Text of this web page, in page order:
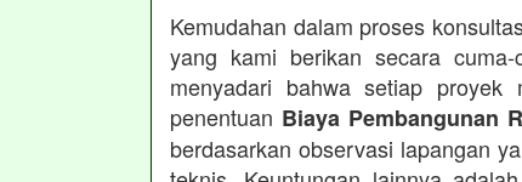
Kemudahan dalam proses
yang kami berikan secara
menyadari bahwa setiap proyek
penentuan Biaya Pembangunan
berdasarkan observasi lapangan